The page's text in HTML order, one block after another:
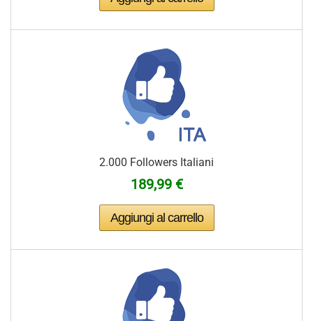
2.000 Followers Italiani
189,99 €